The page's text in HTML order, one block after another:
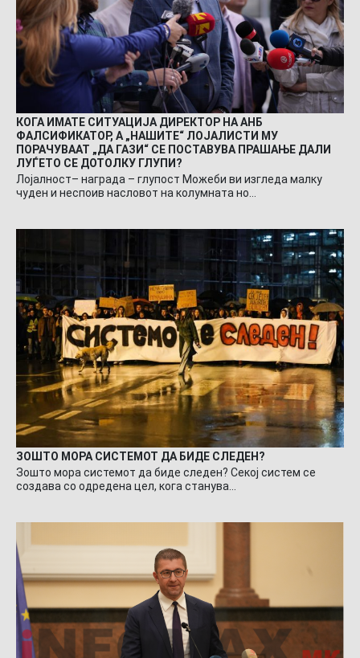
КОГА ИМАТЕ СИТУАЦИЈА ДИРЕКТОР НА АНБ
ФАЛСИФИКАТОР, А „НАШИТЕ“ ЛОЈАЛИСТИ МУ
ПОРАЧУВААТ „ДА ГАЗИ“ СЕ ПОСТАВУВА ПРАШАЊЕ ДАЛИ
ЛУЃЕТО СЕ ДОТОЛКУ ГЛУПИ?
Лојалност– награда – глупост Можеби ви изгледа малку
чуден и неспоив насловот на колумната но…
ЗОШТО МОРА СИСТЕМОТ ДА БИДЕ СЛЕДЕН?
Зошто мора системот да биде следен? Секој систем се
создава со одредена цел, кога станува…